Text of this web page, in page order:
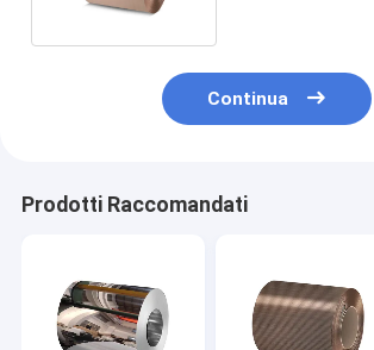
Continua
Prodotti Raccomandati